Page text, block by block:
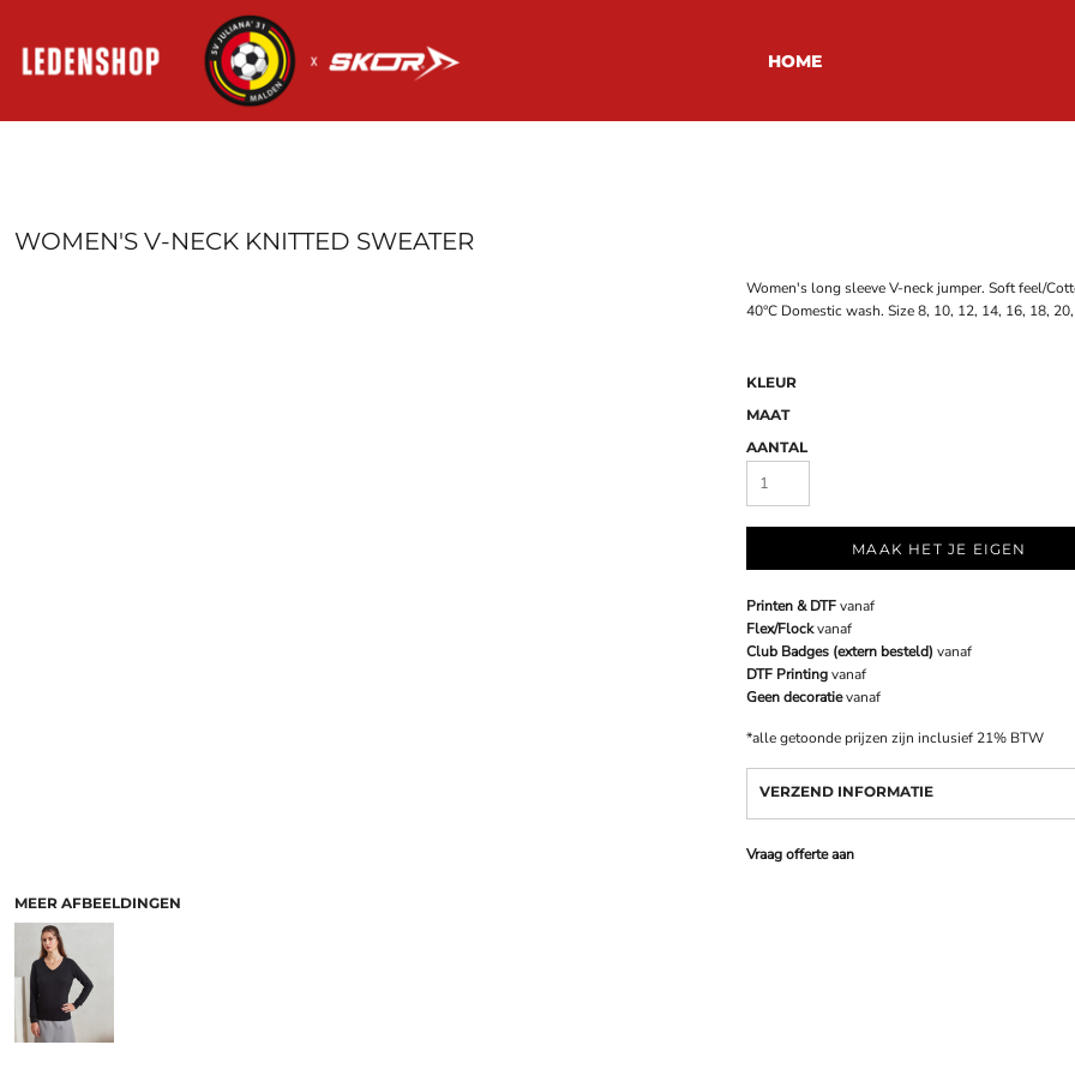
HOME
WOMEN'S V-NECK KNITTED SWEATER
MEER AFBEELDINGEN
Women's long sleeve V-neck jumper. Soft feel/
40°C Domestic wash. Size 8, 10, 12, 14, 16, 18,
KLEUR
MAAT
AANTAL
MAAK HET JE EIGEN
Printen & DTFvanaf
Flex/Flockvanaf
Club Badges (extern besteld) vanaf
DTF Printingvanaf
Geen decoratievanaf
*alle getoonde prijzen zijn inclusief 21% BTW
VERZEND INFORMATIE
Vraag offerte aan
REGISTREER